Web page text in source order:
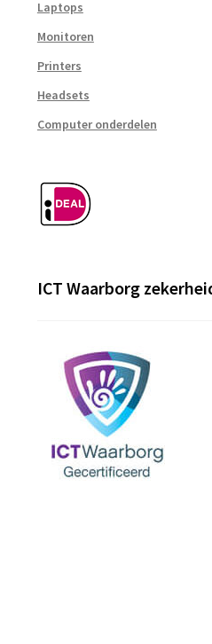
Laptops
Monitoren
Printers
Headsets
Computer onderdelen
ICT Waarborg